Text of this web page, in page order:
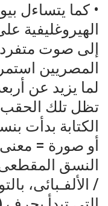
• كما يتساءل
الهيروغليفية
إلى صوت متفرد
المصريين
لما يزيد عن
تظل تلك الحقب
الكتابة بدأت
أو صورة = معنى
النسق